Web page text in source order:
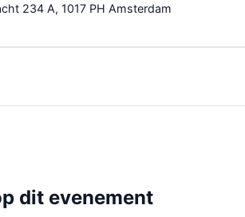
234 A, 1017 PH Amsterdam
dit evenement